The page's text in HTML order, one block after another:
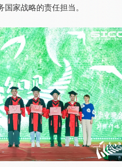
家战略的责任担当。